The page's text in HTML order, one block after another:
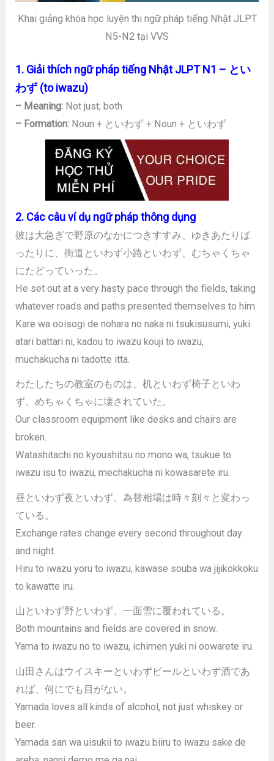
Khai giảng khóa học luyện thi ngữ pháp tiếng Nhật JLPT
N5-N2 tại VVS
1. Giải thích ngữ pháp tiếng Nhật JLPT N1 – とい
わず (to iwazu)
– Meaning: Not just; both
– Formation: Noun + といわず + Noun + といわず
2. Các câu ví dụ ngữ pháp thông dụng
彼は大急ぎで野原のなかにつきすすみ、ゆきあたりば
ったりに、街道といわず小路といわず、むちゃくちゃ
にたどっていった。
He set out at a very hasty pace through the fields, taking
whatever roads and paths presented themselves to him.
Kare wa ooisogi de nohara no naka ni tsukisusumi, yuki
atari battari ni, kadou to iwazu kouji to iwazu,
muchakucha ni tadotte itta.
わたしたちの教室のものは、机といわず椅子といわ
ず、めちゃくちゃに壊されていた。
Our classroom equipment like desks and chairs are
broken.
Watashitachi no kyoushitsu no mono wa, tsukue to
iwazu isu to iwazu, mechakucha ni kowasarete iru.
昼といわず夜といわず、為替相場は時々刻々と変わっ
ている。
Exchange rates change every second throughout day
and night.
Hiru to iwazu yoru to iwazu, kawase souba wa jijikokkoku
to kawatte iru.
山といわず野といわず、一面雪に覆われている。
Both mountains and fields are covered in snow.
Yama to iwazu no to iwazu, ichimen yuki ni oowarete iru.
山田さんはウイスキーといわずビールといわず酒であ
れば、何にでも目がない。
Yamada loves all kinds of alcohol, not just whiskey or
beer.
Yamada san wa uisukii to iwazu biiru to iwazu sake de